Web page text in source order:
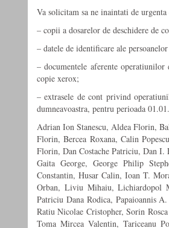
Va solicitam sa ne inaintati de
– copii a dosarelor de deschidere de
– datele de identificare ale
– documentele aferente
copie xerox;
– extrasele de cont privind
dumneavoastra, pentru perioada
Adrian Ion Stanescu, Aldea Florin,
Florin, Bercea Roxana, Calin
Florin, Dan Costache Patriciu, Dan
Gaita George, George Philip
Constantin, Husar Calin, Ioan T.
Orban, Liviu Mihaiu, Lichiardopol
Patriciu Dana Rodica, Papaioannis
Ratiu Nicolae Cristopher, Sorin
Toma Mircea Valentin, Tariceanu